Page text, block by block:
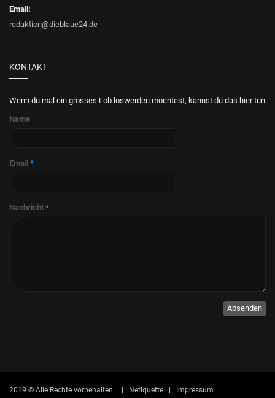
Email:
redaktion@dieblaue24.de
KONTAKT
Wenn du mal ein grosses Lob loswerden möchtest, kannst du das hier tun
Name
Email *
Nachricht *
Absenden
2019 © Alle Rechte vorbehalten. Netiquette Impressum